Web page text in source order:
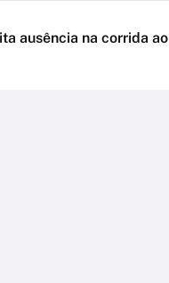
ausência na corrida ao